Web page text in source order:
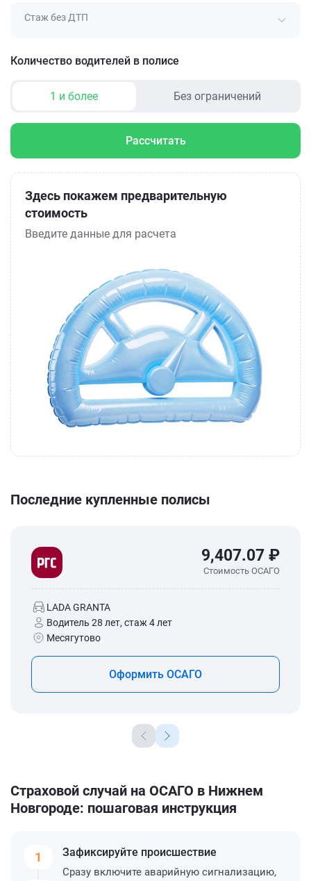
Стаж без ДТП
Количество водителей в полисе
1 и более Без ограничений
Рассчитать
Здесь покажем предварительную
стоимость
Введите данные для расчета
Последние купленные полисы
9,407.07 ₽
Стоимость ОСАГО
LADA GRANTA
Водитель 28 лет, стаж 4 лет
Месягутово
Оформить ОСАГО
Страховой случай на ОСАГО в Нижнем
Новгороде: пошаговая инструкция
1 Зафиксируйте происшествие
Сразу включите аварийную сигнализацию,